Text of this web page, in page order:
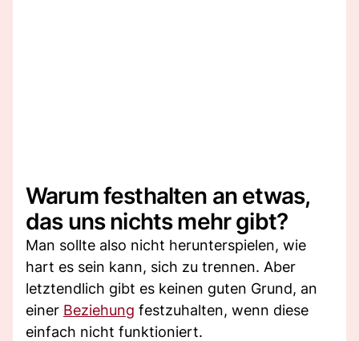
Warum festhalten an etwas,
das uns nichts mehr gibt?
Man sollte also nicht herunterspielen, wie
hart es sein kann, sich zu trennen. Aber
letztendlich gibt es keinen guten Grund, an
einer Beziehung festzuhalten, wenn diese
einfach nicht funktioniert.